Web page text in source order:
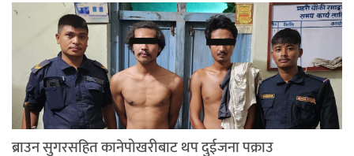
ब्राउन सुगरसहित कानेपोखरीबाट थप दुईजना पक्राउ